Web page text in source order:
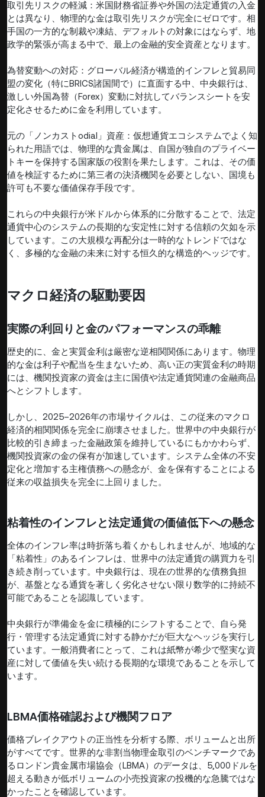
取引先リスクの軽減：米国財務省証券や外国の法定通貨の入金
とは異なり、物理的な金は取引先リスクが完全にゼロです。相
手国の一方的な制裁や凍結、デフォルトの対象にはならず、地
政学的緊張が高まる中で、最上の金融的安全資産となります。
為替変動への対応：グローバル経済が構造的インフレと貿易同
盟の変化（特にBRICS諸国間で）に直面する中、中央銀行は、
激しい外国為替（Forex）変動に対抗してバランスシートを安
定化させるために金を利用しています。
元の「ノンカストodial」資産：仮想通貨エコシステムでよく知
られた用語では、物理的な貴金属は、自国が独自のプライベー
トキーを保持する国家版の役割を果たします。これは、その価
値を検証するために第三者の決済機関を必要としない、国境も
許可も不要な価値保存手段です。
これらの中央銀行が米ドルから体系的に分散することで、法定
通貨中心のシステムの長期的な安定性に対する信頼の欠如を示
しています。この大規模な再配分は一時的なトレンドではな
く、多極的な金融の未来に対する恒久的な構造的ヘッジです。
マクロ経済の駆動要因
実際の利回りと金のパフォーマンスの乖離
歴史的に、金と実質金利は厳密な逆相関関係にあります。物理
的な金は利子や配当を生まないため、高い正の実質金利の時期
には、機関投資家の資金は主に国債や法定通貨関連の金融商品
へとシフトします。
しかし、2025–2026年の市場サイクルは、この従来のマクロ
経済的相関関係を完全に崩壊させました。世界中の中央銀行が
比較的引き締まった金融政策を維持しているにもかかわらず、
機関投資家の金の保有が加速しています。システム全体の不安
定化と増加する主権債務への懸念が、金を保有することによる
従来の収益損失を完全に上回りました。
粘着性のインフレと法定通貨の価値低下への懸念
全体のインフレ率は時折落ち着くかもしれませんが、地域的な
「粘着性」のあるインフレは、世界中の法定通貨の購買力を引
き続き削っています。中央銀行は、現在の世界的な債務負担
が、基盤となる通貨を著しく劣化させない限り数学的に持続不
可能であることを認識しています。
中央銀行が準備金を金に積極的にシフトすることで、自ら発
行・管理する法定通貨に対する静かだが巨大なヘッジを実行し
ています。一般消費者にとって、これは紙幣が希少で堅実な資
産に対して価値を失い続ける長期的な環境であることを示して
います。
LBMA価格確認および機関フロア
価格ブレイクアウトの正当性を分析する際、ボリュームと出所
がすべてです。世界的な非割当物理金取引のベンチマークであ
るロンドン貴金属市場協会（LBMA）のデータは、5,000ドルを
超える動きが低ボリュームの小売投資家の投機的な急騰ではな
かったことを確認しています。